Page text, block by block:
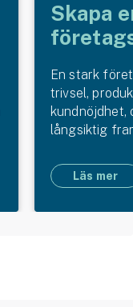
Skapa
En stark
trivsel,
kundnöjdhet,
långsiktig
Läs mer